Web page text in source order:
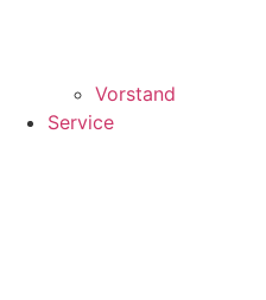
Vorstand
Service